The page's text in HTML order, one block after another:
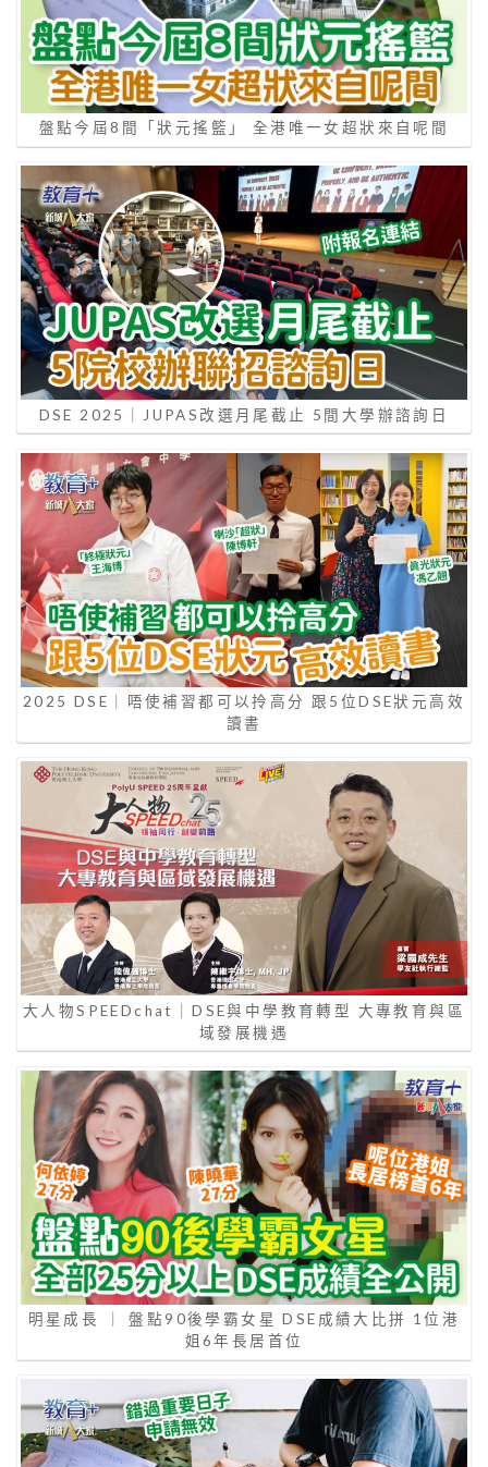
盤點今屆8間「狀元搖籃」 全港唯一女超狀來自呢間
DSE 2025｜JUPAS改選月尾截止 5間大學辦諮詢日
2025 DSE｜唔使補習都可以拎高分 跟5位DSE狀元高效
讀書
大人物SPEEDchat｜DSE與中學教育轉型 大專教育與區
域發展機遇
明星成長 ｜ 盤點90後學霸女星 DSE成績大比拼 1位港
姐6年長居首位